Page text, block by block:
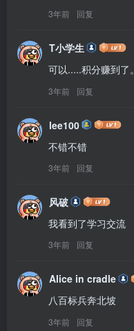
3年前 回复
T小学生
可以.....积分赚到了。
3年前 回复
lee100
不错不错
3年前 回复
风破
我看到了学习交流
3年前 回复
Alice in cradle
八百标兵奔北坡
3年前 回复